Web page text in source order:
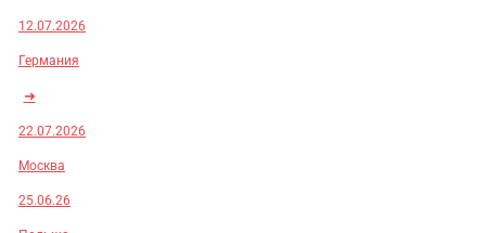
12.07.2026
Германия
➜
22.07.2026
Москва
25.06.26